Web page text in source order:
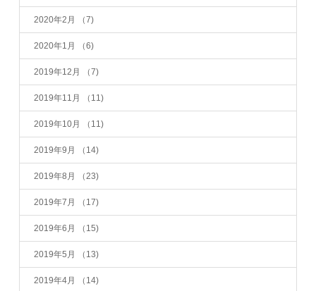
2020年2月 （7)
2020年1月 （6)
2019年12月 （7)
2019年11月 （11)
2019年10月 （11)
2019年9月 （14)
2019年8月 （23)
2019年7月 （17)
2019年6月 （15)
2019年5月 （13)
2019年4月 （14)